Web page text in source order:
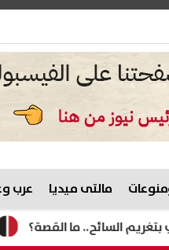
مالتى ميديا عرب
مصرع ما القصة؟